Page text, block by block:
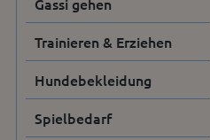
Trainieren & Erziehen
Hundebekleidung
Spielbedarf